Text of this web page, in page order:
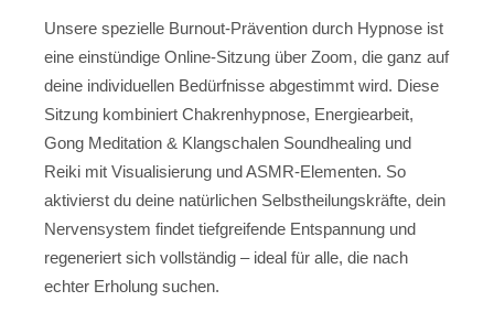
Unsere spezielle Burnout-Prävention durch Hypnose ist
eine einstündige Online-Sitzung über Zoom, die ganz auf
deine individuellen Bedürfnisse abgestimmt wird. Diese
Sitzung kombiniert Chakrenhypnose, Energiearbeit,
Gong Meditation & Klangschalen Soundhealing und
Reiki mit Visualisierung und ASMR-Elementen. So
aktivierst du deine natürlichen Selbstheilungskräfte, dein
Nervensystem findet tiefgreifende Entspannung und
regeneriert sich vollständig – ideal für alle, die nach
echter Erholung suchen.